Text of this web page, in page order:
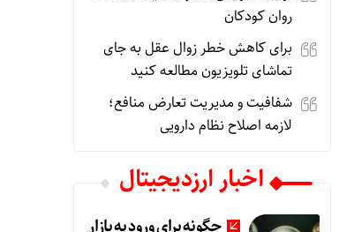
روان کودکان
برای کاهش خطر زوال عقل به جای
تماشای تلویزیون مطالعه کنید
شفافیت و مدیریت تعارض منافع؛
لازمه اصلاح نظام دارویی
اخبار ارزدیجیتال